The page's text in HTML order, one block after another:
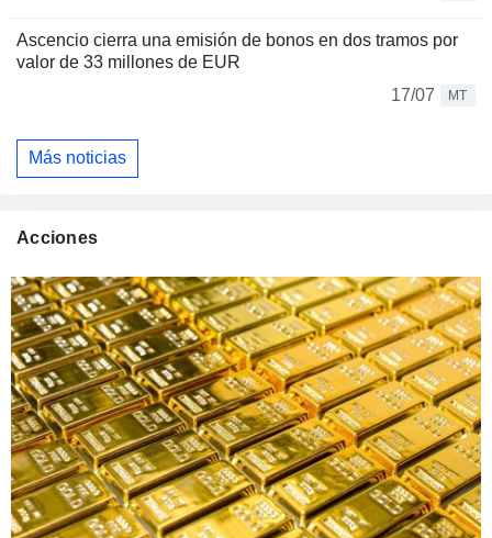
Ascencio cierra una emisión de bonos en dos tramos por
valor de 33 millones de EUR
17/07
MT
Más noticias
Acciones